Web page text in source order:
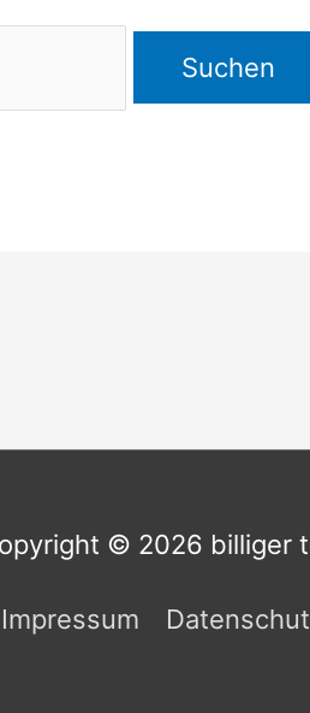
© 2026 billiger
Impressum